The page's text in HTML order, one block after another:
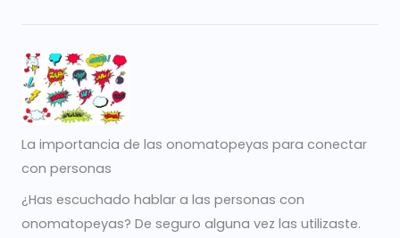
La importancia de las onomatopeyas para conectar
con personas
¿Has escuchado hablar a las personas con
onomatopeyas? De seguro alguna vez las utilizaste.